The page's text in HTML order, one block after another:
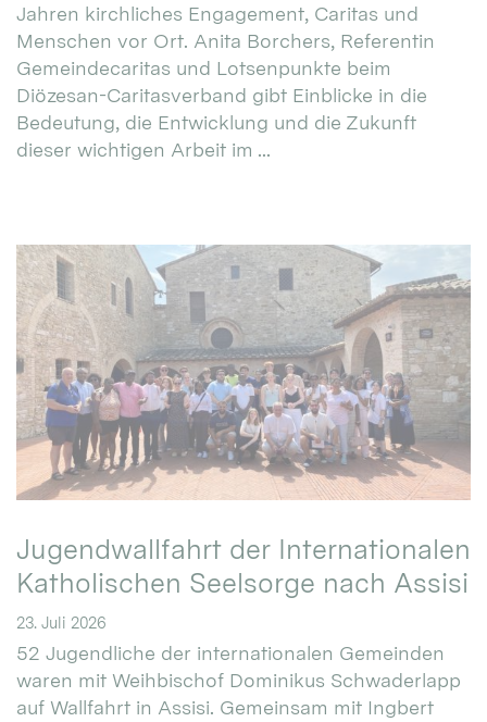
Jahren kirchliches Engagement, Caritas und
Menschen vor Ort. Anita Borchers, Referentin
Gemeindecaritas und Lotsenpunkte beim
Diözesan-Caritasverband gibt Einblicke in die
Bedeutung, die Entwicklung und die Zukunft
dieser wichtigen Arbeit im ...
Jugendwallfahrt der Internationalen
Katholischen Seelsorge nach Assisi
23. Juli 2026
52 Jugendliche der internationalen Gemeinden
waren mit Weihbischof Dominikus Schwaderlapp
auf Wallfahrt in Assisi. Gemeinsam mit Ingbert